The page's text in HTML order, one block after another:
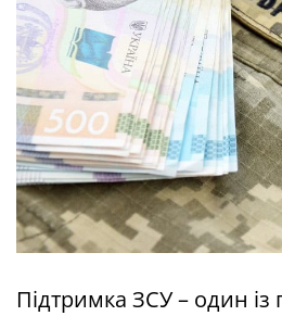
Підтримка ЗСУ – один із